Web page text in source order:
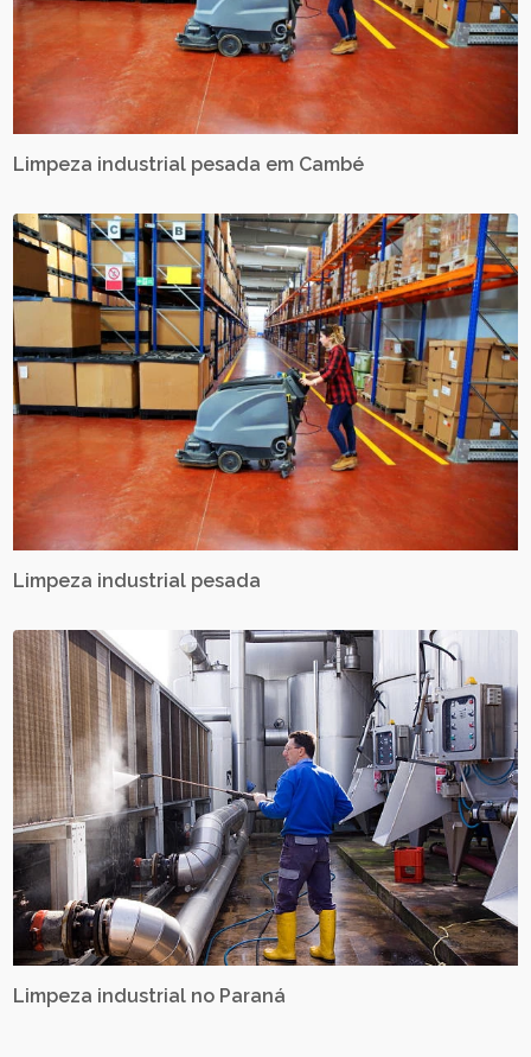
Limpeza industrial pesada em Cambé
Limpeza industrial pesada
Limpeza industrial no Paraná